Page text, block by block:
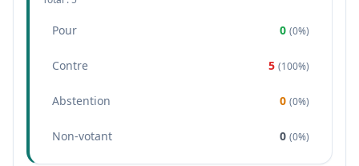
Pour 0 (0%)
Contre 5 (100%)
Abstention 0 (0%)
Non-votant 0 (0%)